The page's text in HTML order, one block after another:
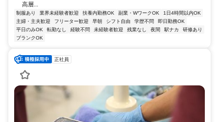
高層...
制服あり 業界未経験者歓迎 扶養内勤務OK 副業・WワークOK
1日4時間以内OK
主婦・主夫歓迎
フリーター歓迎 早朝 シフト自由 学歴不問
即日勤務OK
平日のみOK
転勤なし 経験不問 未経験者歓迎 残業なし 夜間 駅ナカ
研修あり
ブランクOK
正社員